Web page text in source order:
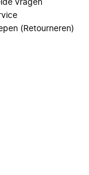
vragen
(Retourneren)